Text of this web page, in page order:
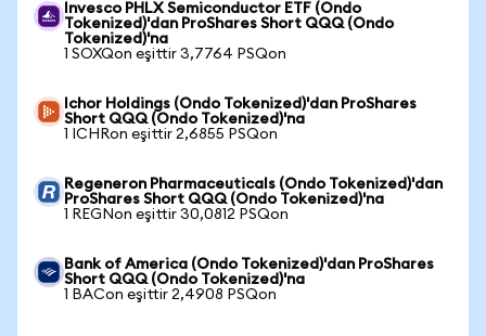
Invesco PHLX Semiconductor ETF (Ondo
Tokenized)'dan ProShares Short QQQ (Ondo
Tokenized)'na
1 SOXQon eşittir 3,7764 PSQon
Ichor Holdings (Ondo Tokenized)'dan ProShares
Short QQQ (Ondo Tokenized)'na
1 ICHRon eşittir 2,6855 PSQon
Regeneron Pharmaceuticals (Ondo Tokenized)'dan
ProShares Short QQQ (Ondo Tokenized)'na
1 REGNon eşittir 30,0812 PSQon
Bank of America (Ondo Tokenized)'dan ProShares
Short QQQ (Ondo Tokenized)'na
1 BACon eşittir 2,4908 PSQon